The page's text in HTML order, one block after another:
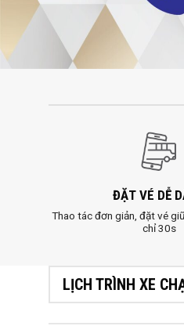
ĐẶT VÉ DỄ
Thao tác đơn giản, đặt vé
chỉ 30s
LỊCH TRÌNH XE